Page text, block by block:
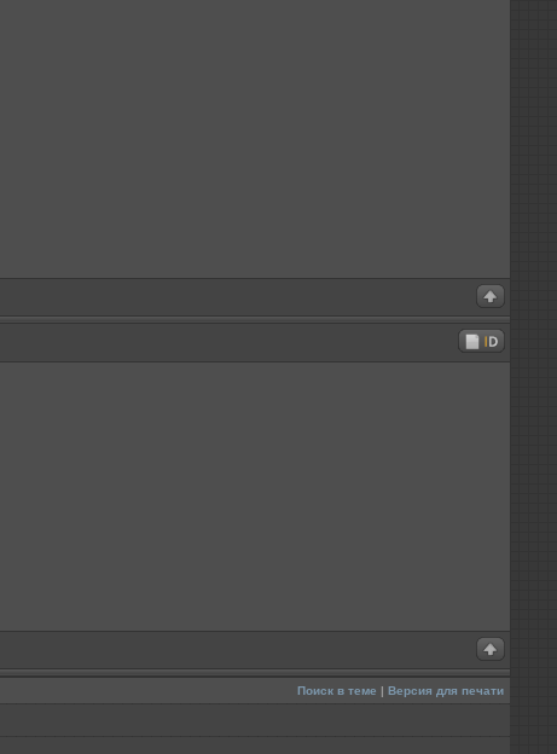
Поиск в теме | Версия для печати